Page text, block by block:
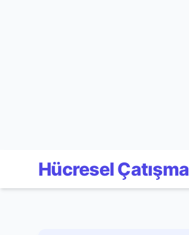
Hücresel Çatışma